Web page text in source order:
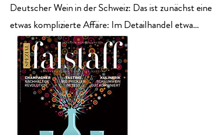
Deutscher Wein in der Schweiz: Das ist zunächst eine
etwas komplizierte Affäre: Im Detailhandel etwa…